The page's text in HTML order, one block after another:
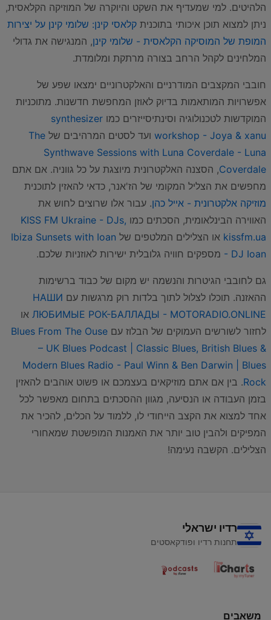
הלהיטים. למי שמעדיף את השקט והיוקרה של המוזיקה הקלאסית,
ניתן למצוא תוכן איכותי בתוכנית קלאסי קינן: שלומי קינן על יצירות
המופת של המוסיקה הקלאסית - שלומי קינן, המנגישה את גדולי
המלחינים לקהל הרחב בצורה מרתקת ומלומדת.
חובבי המקצבים המודרניים והאלקטרוניים ימצאו שפע של
אפשרויות המותאמות בדיוק לאוזן המחפשת חדשנות. מתוכניות
המוקדשות לטכנולוגיה וסינתיסייזרים כמו synthesizer
workshop - Joya & xanu ועד לסטים המרהיבים של The
Synthwave Sessions with Luna Coverdale - Luna
Coverdale, הסצנה האלקטרונית מיוצגת על כל גווניה. אם אתם
מחפשים את הצליל המקומי של הז'אנר, כדאי להאזין לתוכנית
מוזיקה אלקטרונית - אייל כהן. עבור אלו שרוצים לחוש את
האווירה הבינלאומית, הסכתים כמו KISS FM Ukraine - DJs,
kissfm.ua או הצלילים המלטפים של Ibiza Sunsets with Ioan
- DJ Ioan מספקים חוויה גלובלית ישירות לאוזניות שלכם.
גם לחובבי הגיטרות והנשמה יש מקום של כבוד ברשימות
ההאזנה. תוכלו לצלול לתוך בלדות רוק מרגשות עם НАШИ
ЛЮБИМЫЕ РОК-БАЛЛАДЫ - MOTORADIO.ONLINE או
לחזור לשורשים העמוקים של הבלוז עם Blues From The Ouse
– UK Blues Podcast | Classic Blues, British Blues &
Modern Blues Radio - Paul Winn & Ben Darwin | Blues
Rock. בין אם אתם מוזיקאים בעצמכם או פשוט אוהבים להאזין
בזמן העבודה או הנסיעה, מגוון ההסכתים בתחום מאפשר לכל
אחד למצוא את הקצב הייחודי לו, ללמוד על הכלים, להכיר את
המפיקים ולהבין טוב יותר את האמנות המופשטת שמאחורי
הצלילים. הקשבה נעימה!
רדיו ישראלי
תחנות רדיו ופודקאסטים
משאבים